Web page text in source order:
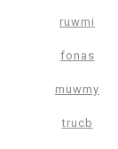
ruwmi
fonas
muwmy
trucb